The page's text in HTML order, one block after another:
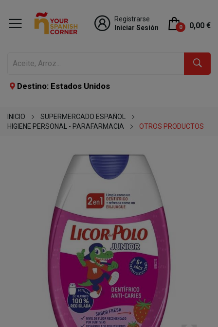
Registrarse
Iniciar Sesión
0 0,00 €
Destino: Estados Unidos
INICIO
SUPERMERCADO ESPAÑOL
HIGIENE PERSONAL - PARAFARMACIA
OTROS PRODUCTOS